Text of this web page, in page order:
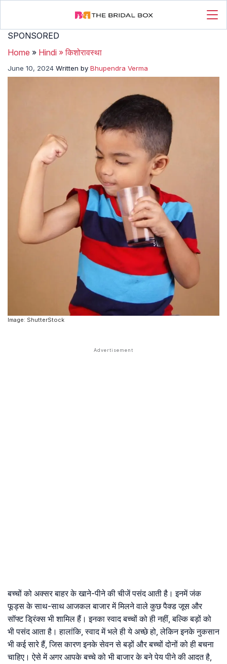
SPONSORED
Home » Hindi »किशोरावस्था
June 10, 2024 Written by Bhupendra Verma
Image: ShutterStock
बच्चों को अक्सर बाहर के खाने-पीने की चीजें पसंद आती है। इनमें जंक
फूड्स के साथ-साथ आजकल बाजार में मिलने वाले कुछ पैक्ड जूस और
सॉफ्ट ड्रिंक्स भी शामिल हैं। इनका स्वाद बच्चों को ही नहीं, बल्कि बड़ों को
भी पसंद आता है। हालांकि, स्वाद में भले ही ये अच्छे हो, लेकिन इनके नुकसान
भी कई सारे हैं, जिस कारण इनके सेवन से बड़ों और बच्चों दोनों को ही बचना
चाहिए। ऐसे में अगर आपके बच्चे को भी बाजार के बने पेय पीने की आदत है,